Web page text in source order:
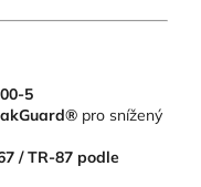
5
pro snížený
/ TR-87 podle